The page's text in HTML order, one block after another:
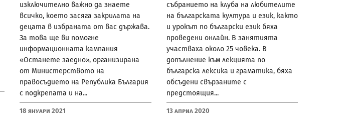
изключително важно да знаете
всичко, което засяга закрилата на
децата в избраната от вас държава.
За това ще ви помогне
информационната кампания
«Останете заедно», организирана
от Министерството на
правосъдието на Република България
с подкрепата и на...
18 Януари 2021
събранието на клуба на любителите
на българската култура и език, както
и урокът по български език бяха
проведени онлайн. В занятията
участваха около 25 човека. В
допълнение към лекцията по
българска лексика и граматика, бяха
обсъдени свързаните с
предстоящия...
13 Април 2020